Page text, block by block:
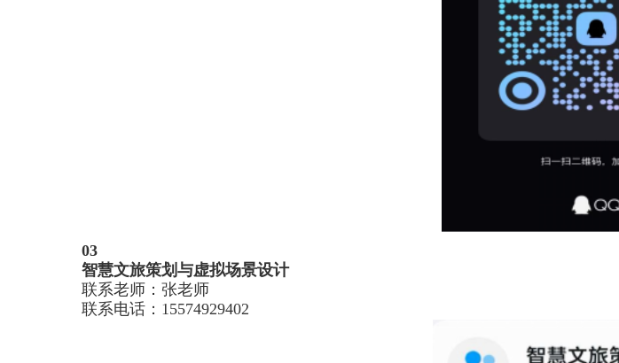
03
智慧文旅策划与虚拟场景设计
联系老师：张老师
联系电话： 15574929402